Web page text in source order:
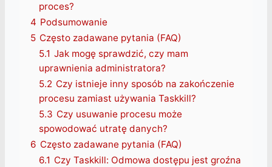
proces?
4 Podsumowanie
5 Często zadawane pytania (FAQ)
5.1 Jak mogę sprawdzić, czy mam
uprawnienia administratora?
5.2 Czy istnieje inny sposób na zakończenie
procesu zamiast używania Taskkill?
5.3 Czy usuwanie procesu może
spowodować utratę danych?
6 Często zadawane pytania (FAQ)
6.1 Czy Taskkill: Odmowa dostępu jest groźna